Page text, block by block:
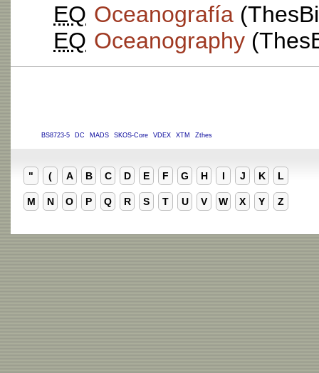
EQ Oceanografía
EQ Oceanography
BS8723-5 DC MADS SKOS-Core VDEX XTM Zthes
" ( A B C D E F G H I J K L
M N O P Q R S T U V W X Y Z